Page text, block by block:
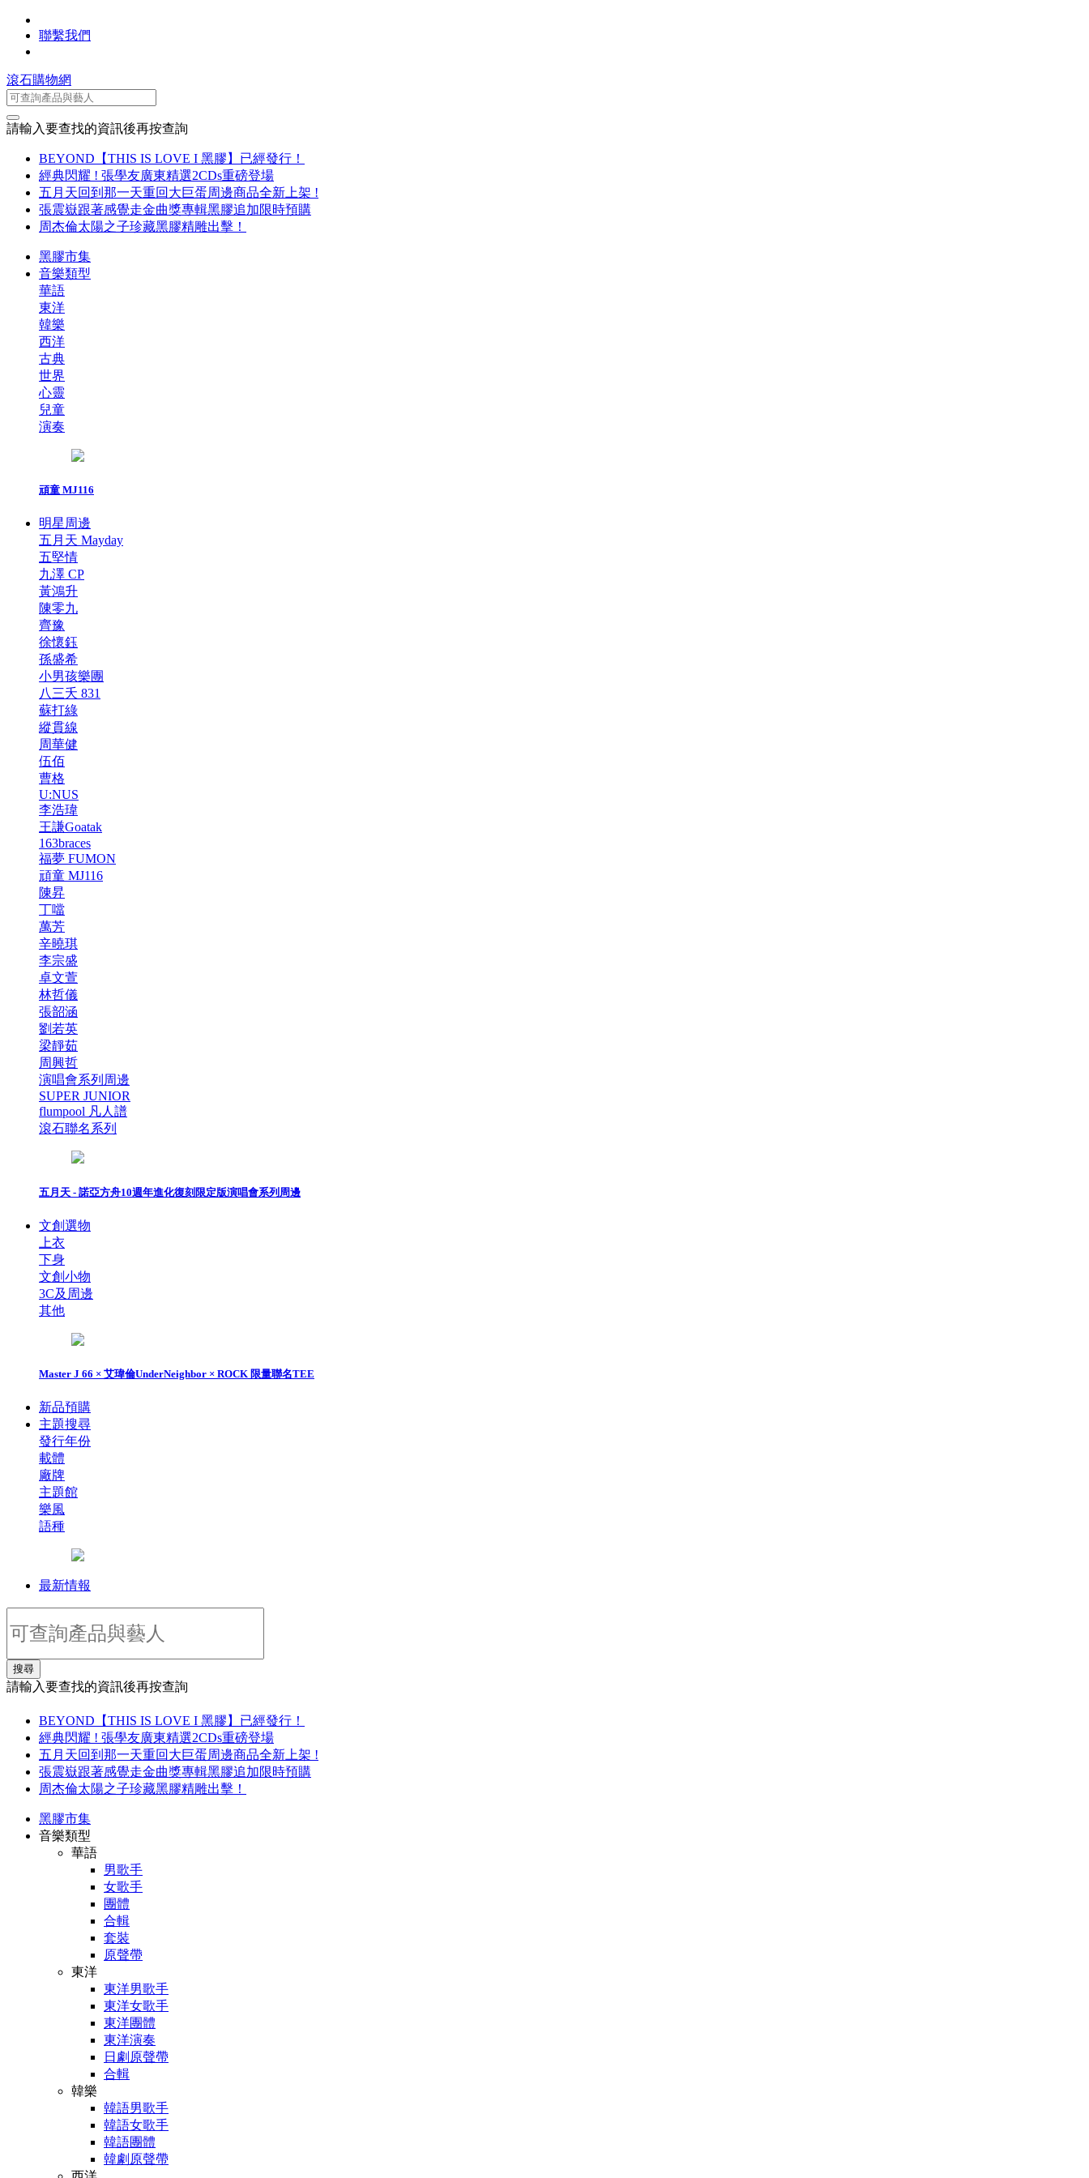
聯繫我們
滾石購物網
請輸入要查找的資訊後再按查詢
BEYOND【THIS IS LOVE I 黑膠】已經發行！
經典閃耀 ! 張學友廣東精選2CDs重磅登場
五月天回到那一天重回大巨蛋周邊商品全新上架 !
張震嶽跟著感覺走金曲獎專輯黑膠追加限時預購
周杰倫太陽之子珍藏黑膠精雕出擊！
黑膠市集
音樂類型
華語
東洋
韓樂
西洋
古典
世界
心靈
兒童
演奏
頑童 MJ116
明星周邊
五月天 Mayday
五堅情
九澤 CP
黃鴻升
陳零九
齊豫
徐懷鈺
孫盛希
小男孩樂團
八三夭 831
蘇打綠
縱貫線
周華健
伍佰
曹格
U:NUS
李浩瑋
王謙Goatak
163braces
福夢 FUMON
頑童 MJ116
陳昇
丁噹
萬芳
辛曉琪
李宗盛
卓文萱
林哲儀
張韶涵
劉若英
梁靜茹
周興哲
演唱會系列周邊
SUPER JUNIOR
flumpool 凡人譜
滾石聯名系列
五月天 - 諾亞方舟10週年進化復刻限定版演唱會系列周邊
文創選物
上衣
下身
文創小物
3C及周邊
其他
Master J 66 × 艾瑋倫UnderNeighbor × ROCK 限量聯名TEE
新品預購
主題搜尋
發行年份
載體
廠牌
主題館
樂風
語種
最新情報
搜尋
請輸入要查找的資訊後再按查詢
BEYOND【THIS IS LOVE I 黑膠】已經發行！
經典閃耀 ! 張學友廣東精選2CDs重磅登場
五月天回到那一天重回大巨蛋周邊商品全新上架 !
張震嶽跟著感覺走金曲獎專輯黑膠追加限時預購
周杰倫太陽之子珍藏黑膠精雕出擊！
黑膠市集
音樂類型
華語
男歌手
女歌手
團體
合輯
套裝
原聲帶
東洋
東洋男歌手
東洋女歌手
東洋團體
東洋演奏
日劇原聲帶
合輯
韓樂
韓語男歌手
韓語女歌手
韓語團體
韓劇原聲帶